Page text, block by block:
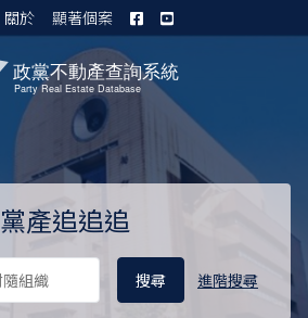
關於 顯著個案
黨產追追追
進階搜尋